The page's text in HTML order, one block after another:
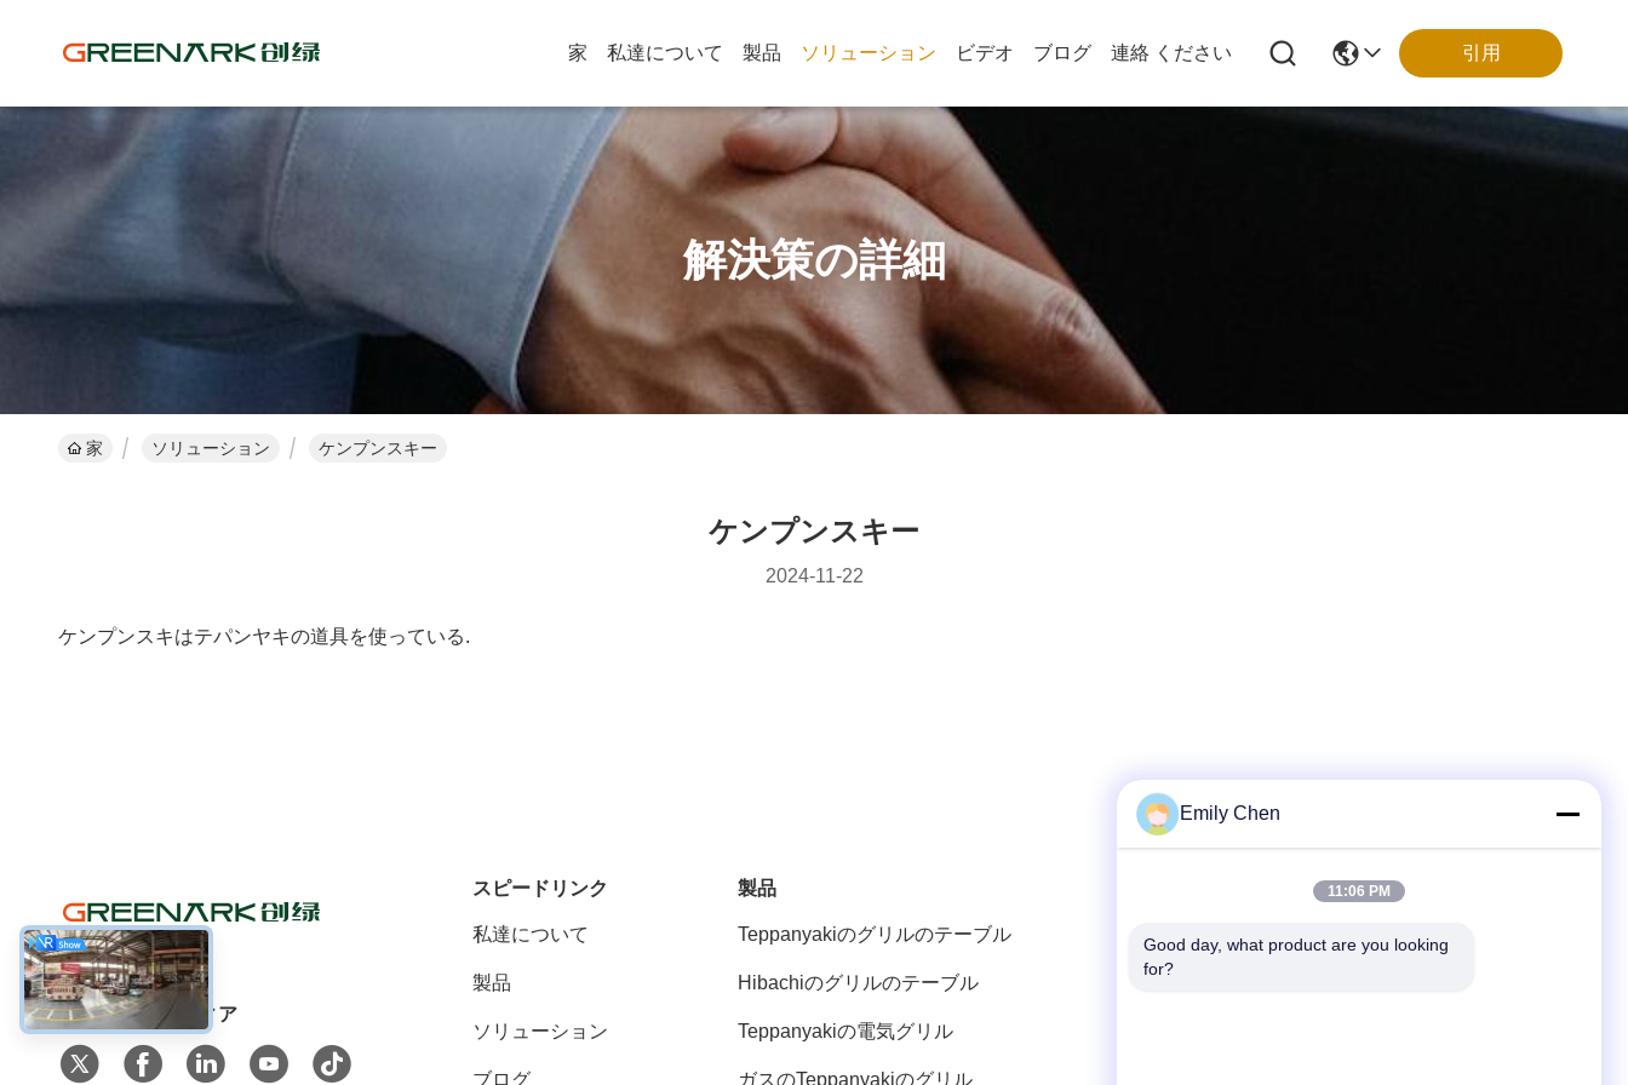
家 私達について 製品 ソリューション ビデオ ブログ 連絡 ください 引用
解決策の詳細
家 ソリューション ケンプンスキー
ケンプンスキー
2024-11-22
ケンプンスキはテパンヤキの道具を使っている.
ソーシャル メディア
スピードリンク
私達について
製品
ソリューション
ブログ
製品
Teppanyakiのグリルのテーブル
Hibachiのグリルのテーブル
Teppanyakiの電気グリル
ガスのTeppanyakiのグリル
テレ
Emily Chen
11:06 PM
Good day, what product are you looking
for?